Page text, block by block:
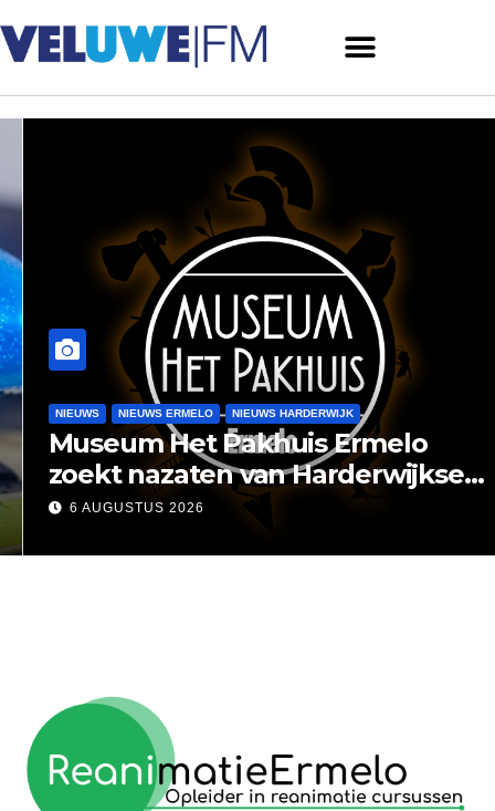
NIEUWS NIEUWS ERMELO NIEUWS HARDERWIJK
Museum Het Pakhuis Ermelo
zoekt nazaten van Harderwijkse
visser
6 AUGUSTUS 2026